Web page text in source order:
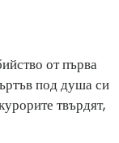
от първа
под душа си
твърдят,